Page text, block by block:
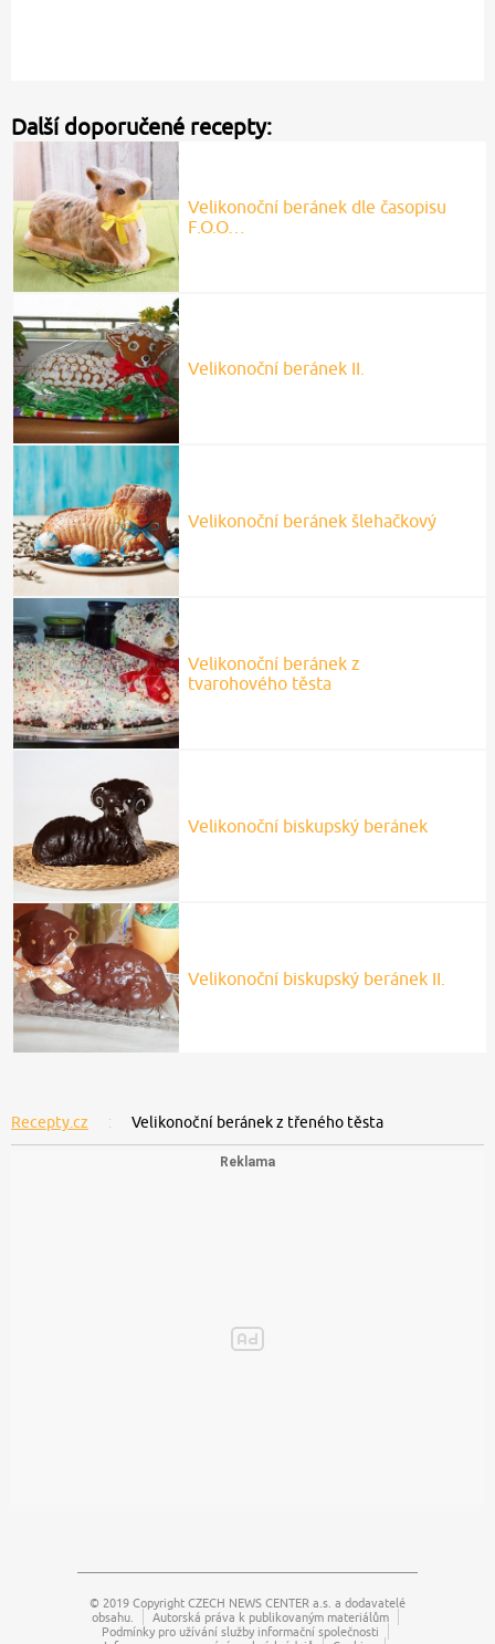
Další doporučené recepty:
Velikonoční beránek dle časopisu
F.O.O…
Velikonoční beránek II.
Velikonoční beránek šlehačkový
Velikonoční beránek z
tvarohového těsta
Velikonoční biskupský beránek
Velikonoční biskupský beránek II.
Recepty.cz Velikonoční beránek z třeného těsta
© 2019 Copyright CZECH NEWS CENTER a.s. a dodavatelé
obsahu.
Autorská práva k publikovaným materiálům
Podmínky pro užívání služby informační společnosti